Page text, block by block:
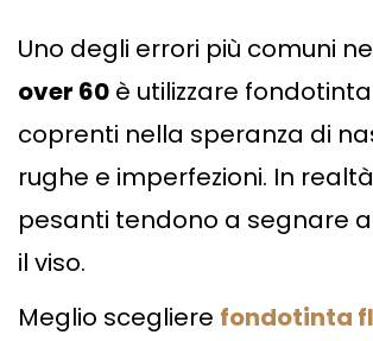
Uno degli errori più comuni
over 60 è utilizzare
coprenti nella speranza di
rughe e imperfezioni. In
pesanti tendono a segnare
il viso.
Meglio scegliere fondotinta